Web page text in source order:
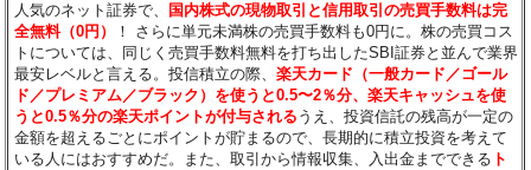
人気のネット証券で、
国内株式の現物取引と信用取引の売買手数料は完
全無料（0円）
！ さらに単元未満株の売買手数料も0円に。株の売買コス
トについては、同じく売買手数料無料を打ち出したSBI証券と並んで業界
最安レベルと言える。投信積立の際、楽天カード（一般カード／ゴール
ド／プレミアム／ブラック）を使うと0.5〜2％分、楽天キャッシュを使
うと0.5％分の楽天ポイントが付与される うえ、投資信託の残高が一定の
金額を超えるごとにポイントが貯まるので、長期的に積立投資を考えて
いる人にはおすすめだ。また、取引から情報収集、入出金までできる ト